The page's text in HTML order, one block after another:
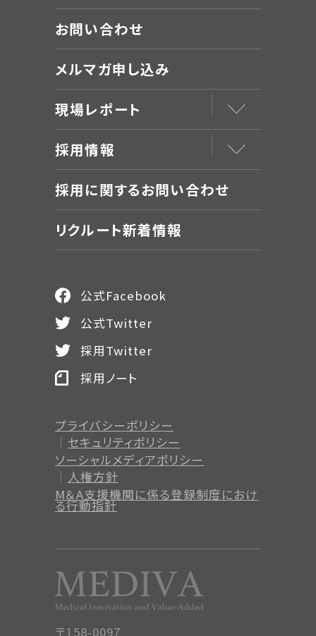
お問い合わせ
メルマガ申し込み
現場レポート
採用情報
採用に関するお問い合わせ
リクルート新着情報
〒158-0097
プライバシーポリシー
セキュリティポリシー
ソーシャルメディアポリシー
人権方針
M＆A支援機関に係る登録制度におけ
る行動指針
公式Facebook
公式Twitter
採用Twitter
採用ノート